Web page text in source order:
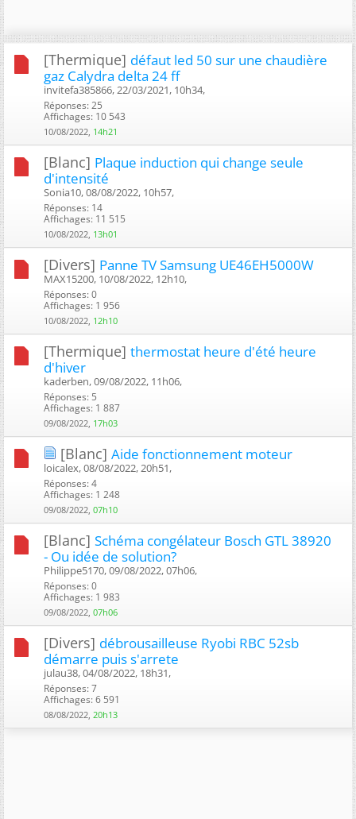
[Thermique] défaut led 50 sur une chaudière
gaz Calydra delta 24 ff
invitefa385866, 22/03/2021, 10h34, ‎
Réponses: 25
Affichages: 10 543
10/08/2022, 14h21
[Blanc] Plaque induction qui change seule
d'intensité
Sonia10, 08/08/2022, 10h57, ‎
Réponses: 14
Affichages: 11 515
10/08/2022, 13h01
[Divers] Panne TV Samsung UE46EH5000W
MAX15200, 10/08/2022, 12h10, ‎
Réponses: 0
Affichages: 1 956
10/08/2022, 12h10
[Thermique] thermostat heure d'été heure
d'hiver
kaderben, 09/08/2022, 11h06, ‎
Réponses: 5
Affichages: 1 887
09/08/2022, 17h03
[Blanc] Aide fonctionnement moteur
loicalex, 08/08/2022, 20h51, ‎
Réponses: 4
Affichages: 1 248
09/08/2022, 07h10
[Blanc] Schéma congélateur Bosch GTL 38920
- Ou idée de solution?
Philippe5170, 09/08/2022, 07h06, ‎
Réponses: 0
Affichages: 1 983
09/08/2022, 07h06
[Divers] débrousailleuse Ryobi RBC 52sb
démarre puis s'arrete
julau38, 04/08/2022, 18h31, ‎
Réponses: 7
Affichages: 6 591
08/08/2022, 20h13